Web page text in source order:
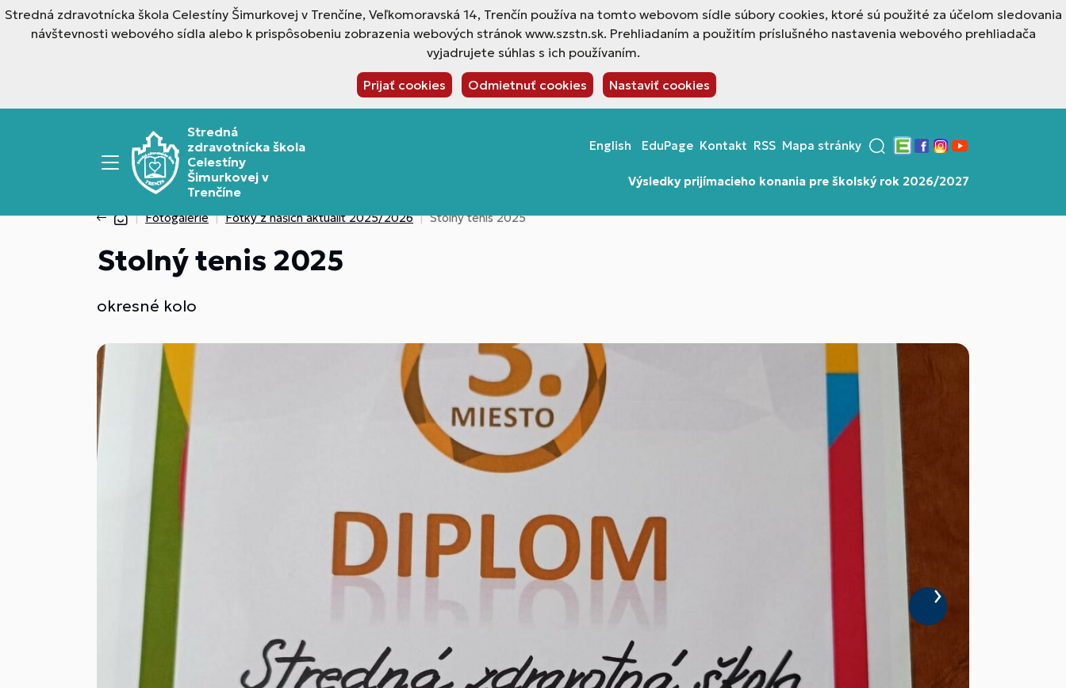
Stredná zdravotnícka škola Celestíny Šimurkovej v Trenčíne, Veľkomoravská 14, Trenčín používa na tomto webovom sídle súbory cookies, ktoré sú použité za účelom sledovania
návštevnosti webového sídla alebo k prispôsobeniu zobrazenia webových stránok www.szstn.sk. Prehliadaním a použitím príslušného nastavenia webového prehliadača
vyjadrujete súhlas s ich používaním.
Prijať cookies Odmietnuť cookies Nastaviť cookies
Stredná
zdravotnícka škola
Celestíny
Šimurkovej v
Trenčíne
English EduPage Kontakt RSS Mapa stránky
Edupage
Facebook
Instagram
YouTube
Výsledky prijímacieho konania pre školský rok 2026/2027
Fotogalérie Fotky z našich aktualít 2025/2026 Stolný tenis 2025
Stolný tenis 2025
okresné kolo